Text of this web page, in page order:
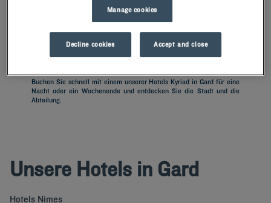
FINDEN SIE EIN HOTEL
Spezialcode hinzufügen
Buchen Sie schnell mit einem unserer Hotels Kyriad in Gard für eine
Nacht oder ein Wochenende und entdecken Sie die Stadt und die
Abteilung.
Unsere Hotels in Gard
Hotels Nimes
Manage cookies
Decline cookies Accept and close